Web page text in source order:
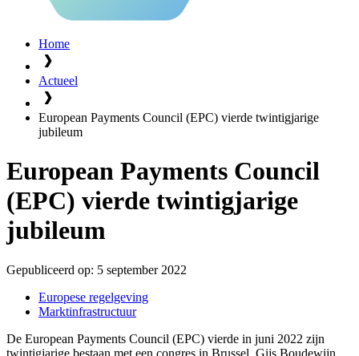
Home
Actueel
European Payments Council (EPC) vierde twintigjarige
jubileum
European Payments Council
(EPC) vierde twintigjarige
jubileum
Gepubliceerd op: 5 september 2022
Europese regelgeving
Marktinfrastructuur
De European Payments Council (EPC) vierde in juni 2022 zijn
twintigjarige bestaan met een congres in Brussel. Gijs Boudewijn,